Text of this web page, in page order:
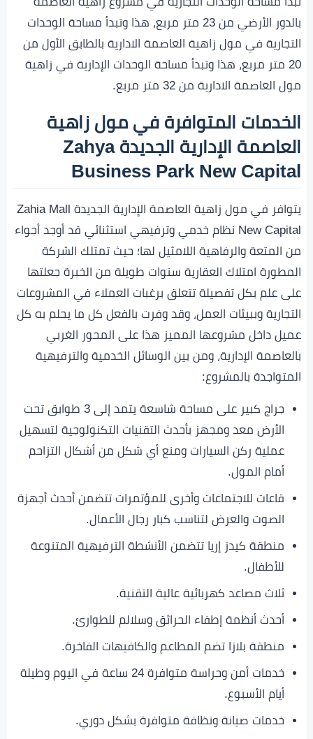
بالدور الأرضي من 23 متر مربع، هذا وتبدأ مساحة الوحدات
التجارية في مول زاهية العاصمة الادارية بالطابق الأول من
20 متر مربع، هذا وتبدأ مساحة الوحدات الإدارية في زاهية
مول العاصمة الادارية من 32 متر مربع.
الخدمات المتوافرة في مول زاهية
العاصمة الإدارية الجديدة Zahya
Business Park New Capital
يتوافر في مول زاهية العاصمة الإدارية الجديدة Zahia Mall
New Capital نظام خدمي وترفيهي استثنائي قد أوجد أجواء
من المتعة والرفاهية اللامثيل لها؛ حيث تمتلك الشركة
المطورة امتلاك العقارية سنوات طويلة من الخبرة جعلتها
على علم بكل تفصيلة تتعلق برغبات العملاء في المشروعات
التجارية وببيئات العمل، وقد وفرت بالفعل كل ما يحلم به كل
عميل داخل مشروعها المميز هذا على المحور الغربي
بالعاصمة الإدارية، ومن بين الوسائل الخدمية والترفيهية
المتواجدة بالمشروع:
جراج كبير على مساحة شاسعة يتمد إلى 3 طوابق تحت
الأرض معد ومجهز بأحدث التقنيات التكنولوجية لتسهيل
عملية ركن السيارات ومنع أي شكل من أشكال التزاحم
أمام المول.
قاعات للاجتماعات وأخرى للمؤتمرات تتضمن أحدث أجهزة
الصوت والعرض لتناسب كبار رجال الأعمال.
منطقة كيدز إريا تتضمن الأنشطة الترفيهية المتنوعة
للأطفال.
ثلاث مصاعد كهربائية عالية التقنية.
أحدث أنظمة إطفاء الحرائق وسلالم للطوارئ.
منطقة بلازا تضم المطاعم والكافيهات الفاخرة.
خدمات أمن وحراسة متوافرة 24 ساعة في اليوم وطيلة
أيام الأسبوع.
خدمات صيانة ونظافة متوافرة بشكل دوري.